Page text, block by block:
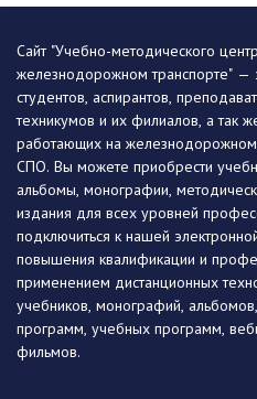
Сайт "Учебно-методического
железнодорожном транспорте"
студентов, аспирантов,
техникумов и их филиалов, а так
работающих на
СПО. Вы можете приобрести
альбомы, монографии,
издания для всех уровней
подключиться к нашей
повышения квалификации и
применением дистанционных
учебников, монографий,
программ, учебных программ,
фильмов.